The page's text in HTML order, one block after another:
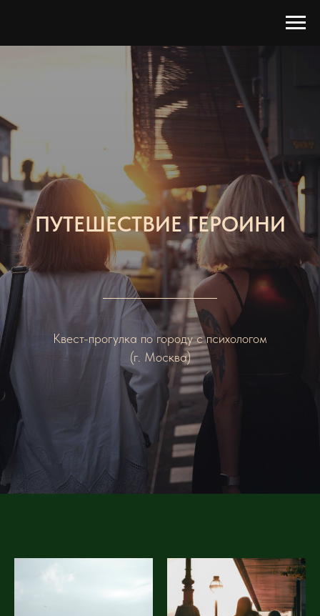
ПУТЕШЕСТВИЕ ГЕРОИНИ
Квест-прогулка по городу с психологом
(г. Москва)